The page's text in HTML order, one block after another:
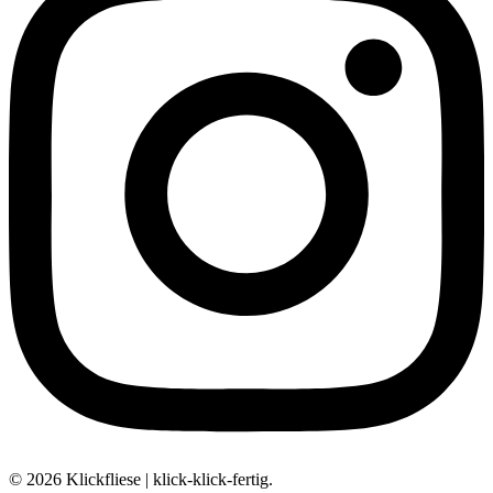
© 2026 Klickfliese | klick-klick-fertig.